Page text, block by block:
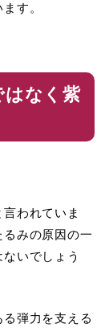
す。
なく紫
われていま
みの原因の一
いでしょう
弾力を支える